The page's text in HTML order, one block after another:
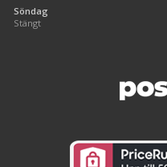
Söndag
Stängt